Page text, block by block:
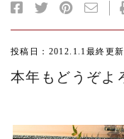
投稿日：2012.1.1最終更
本年もどうぞよ